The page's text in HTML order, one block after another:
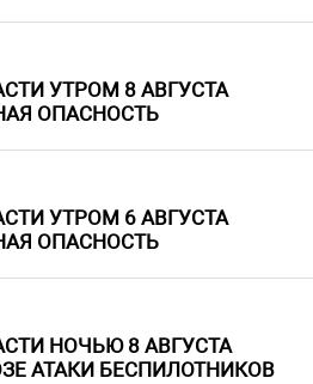
УТРОМ 8 АВГУСТА
ОПАСНОСТЬ
УТРОМ 6 АВГУСТА
ОПАСНОСТЬ
НОЧЬЮ 8 АВГУСТА
АТАКИ БЕСПИЛОТНИКОВ